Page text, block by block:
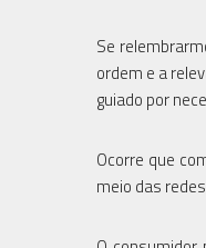
Se
ordem e a
guiado por
Ocorre que
meio das